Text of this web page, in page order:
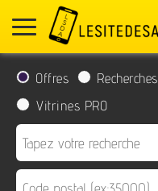
Offres Recherches
Vitrines PRO